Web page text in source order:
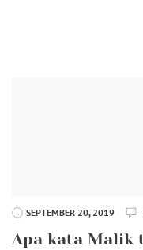
SEPTEMBER 20, 2019
Apa kata Malik